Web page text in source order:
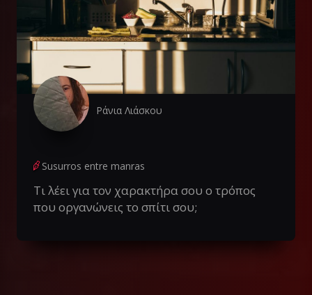
Ράνια Λιάσκου
Susurros entre manras
Τι λέει για τον χαρακτήρα σου ο τρόπος
που οργανώνεις το σπίτι σου;